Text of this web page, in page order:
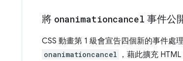
將 onanimationcancel 事件公
CSS 動畫第 1 級會宣告四個新的事件處
onanimationcancel ，藉此擴充